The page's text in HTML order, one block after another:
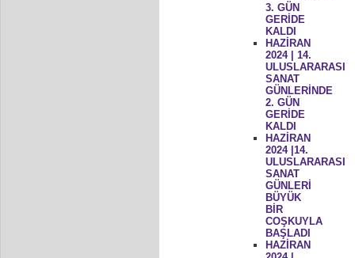
3. GÜN
GERİDE
KALDI
HAZİRAN
2024 | 14.
ULUSLARARASI
SANAT
GÜNLERİNDE
2. GÜN
GERİDE
KALDI
HAZİRAN
2024 |14.
ULUSLARARASI
SANAT
GÜNLERİ
BÜYÜK
BİR
COŞKUYLA
BAŞLADI
HAZİRAN